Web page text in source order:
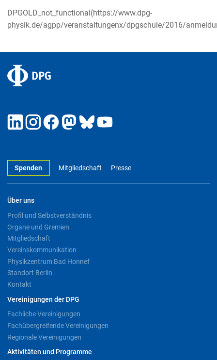
DPGOLD_not_functional(https://www.dpg-
physik.de/agpp/veranstaltungenx/dpgschule/2016/
Spenden Mitgliedschaft Presse
Über uns
Profil und Selbstverständnis
Organe und Gremien
Mitgliedschaft
Vereinskommunikation
Physikzentrum Bad Honnef
Standort Berlin
Kontakt
Vereinigungen der DPG
Fachliche Vereinigungen
Fachübergreifende Vereinigungen
Regionale Vereinigungen
Aktivitäten und Programme